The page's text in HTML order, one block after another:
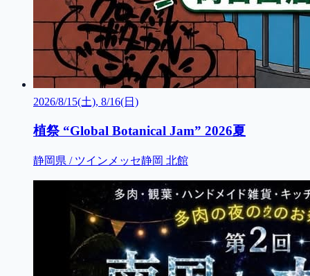
2026/8/15(土), 8/16(日)
植祭 “Global Botanical Jam” 2026夏
静岡県 / ツインメッセ静岡 北館